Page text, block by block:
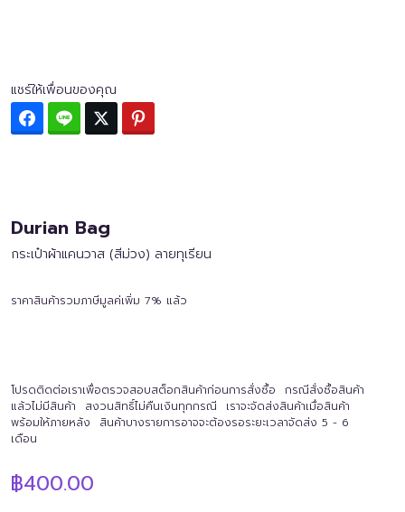
แชร์ให้เพื่อนของคุณ
Facebook
Line Twitter
Durian Bag
กระเป๋าผ้าแคนวาส (สีม่วง) ลายทุเรียน
ราคาสินค้ารวมภาษีมูลค่เพิ่ม 7% แล้ว
โปรดติดต่อเราเพื่อตรวจสอบสต็อกสินค้าก่อนการสั่งซื้อ กรณีสั่งซื้อสินค้า
แล้วไม่มีสินค้า สงวนสิทธิ์ไม่คืนเงินทุกกรณี เราจะจัดส่งสินค้าเมื่อสินค้า
พร้อมให้ภายหลัง สินค้าบางรายการอาจจะต้องรอระยะเวลาจัดส่ง 5 - 6
เดือน
฿400.00